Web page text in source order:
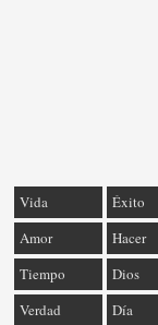
Vida Éxito
Amor
Hacer
Tiempo
Dios
Verdad
Día